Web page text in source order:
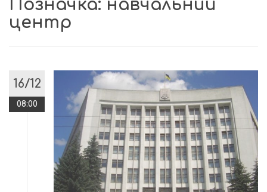
Позначка: навчальний
центр
16/12
08:00